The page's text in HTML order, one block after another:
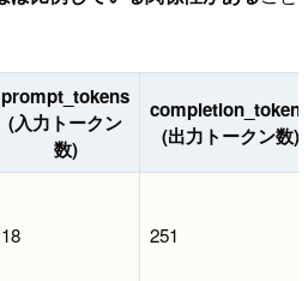
prompt_tokens
(入力トークン
数)
(出力トークン数)
18 251